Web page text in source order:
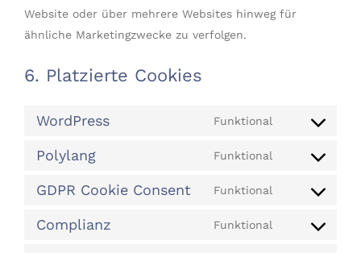
Website oder über mehrere Websites hinweg für
ähnliche Marketingzwecke zu verfolgen.
6. Platzierte Cookies
WordPress Funktional
Consent
wordpress
Polylang Funktional
Consent
polylang
GDPR Cookie Consent Funktional
Consent
Complianz Funktional
Consent